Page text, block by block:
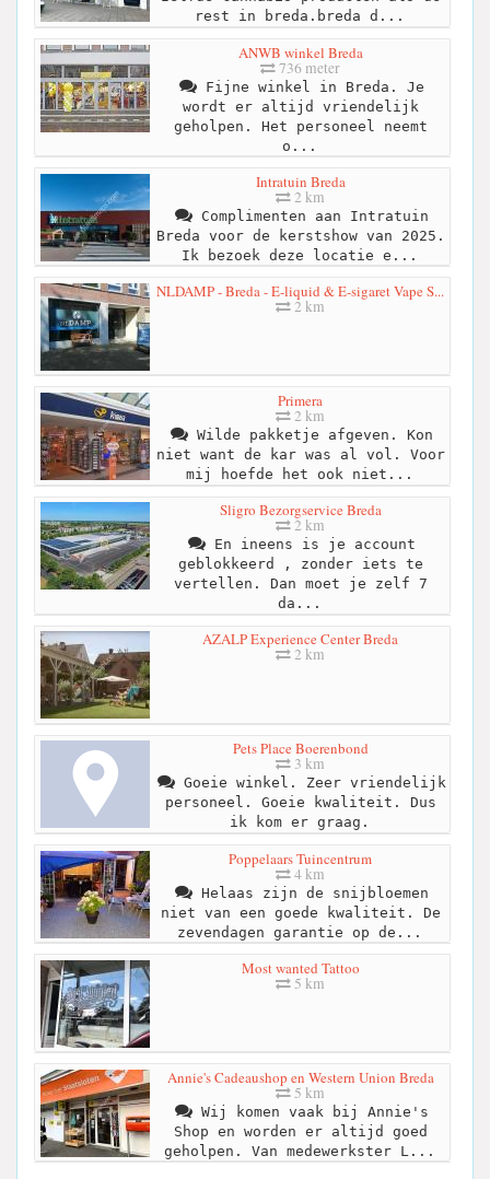
rest in breda.breda d...
ANWB winkel Breda
736 meter
Fijne winkel in Breda. Je
wordt er altijd vriendelijk
geholpen. Het personeel neemt
o...
Intratuin Breda
2 km
Complimenten aan Intratuin
Breda voor de kerstshow van 2025.
Ik bezoek deze locatie e...
NLDAMP - Breda - E-liquid & E-sigaret Vape S...
2 km
Primera
2 km
Wilde pakketje afgeven. Kon
niet want de kar was al vol. Voor
mij hoefde het ook niet...
Sligro Bezorgservice Breda
2 km
En ineens is je account
geblokkeerd , zonder iets te
vertellen. Dan moet je zelf 7
da...
AZALP Experience Center Breda
2 km
Pets Place Boerenbond
3 km
Goeie winkel. Zeer vriendelijk
personeel. Goeie kwaliteit. Dus
ik kom er graag.
Poppelaars Tuincentrum
4 km
Helaas zijn de snijbloemen
niet van een goede kwaliteit. De
zevendagen garantie op de...
Most wanted Tattoo
5 km
Annie's Cadeaushop en Western Union Breda
5 km
Wij komen vaak bij Annie's
Shop en worden er altijd goed
geholpen. Van medewerkster L...